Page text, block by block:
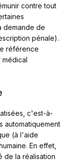
contre tout
demande de
pénale).
référence
c'est-à-
automatiquement
(à l'aide
En effet,
de la réalisation